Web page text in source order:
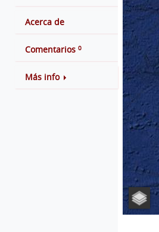
Acerca de
Comentarios 0
Más info